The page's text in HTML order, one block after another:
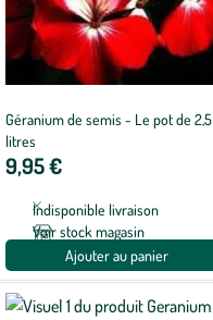
Géranium de semis - Le pot de 2,5
litres
9,95 €
Indisponible livraison
Voir stock magasin
Ajouter au panier